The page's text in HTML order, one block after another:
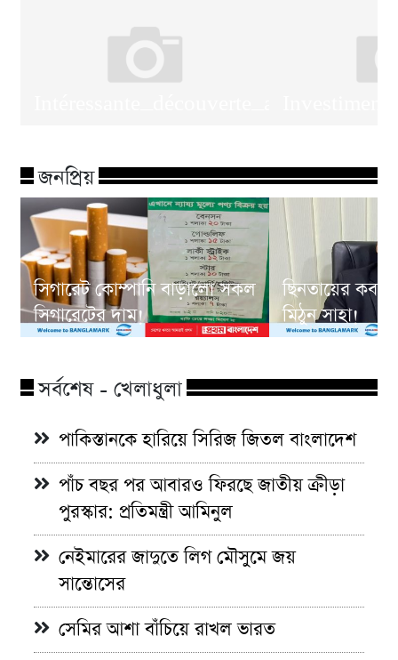
জনপ্রিয়
সিগারেট কোম্পানি বাড়ালো সকল
সিগারেটের দাম!
ছিনতায়ের
মিঠুন সাহা!
সর্বশেষ - খেলাধুলা
পাকিস্তানকে হারিয়ে সিরিজ জিতল বাংলাদেশ
পাঁচ বছর পর আবারও ফিরছে জাতীয় ক্রীড়া
পুরস্কার: প্রতিমন্ত্রী আমিনুল
নেইমারের জাদুতে লিগ মৌসুমে জয়
সান্তোসের
সেমির আশা বাঁচিয়ে রাখল ভারত